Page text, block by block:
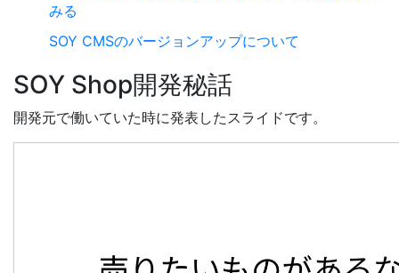
みる
SOY CMSのバージョンアップについて
SOY Shop開発秘話
開発元で働いていた時に発表したスライドです。